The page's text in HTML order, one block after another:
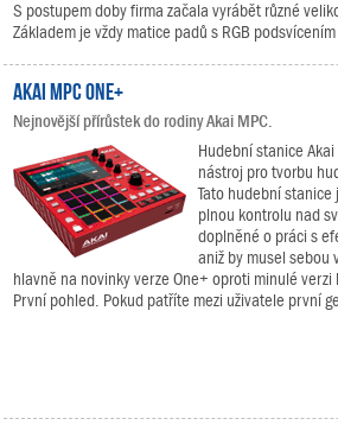
S postupem doby firma začala vyrábět různé
Základem je vždy matice padů s RGB podsvícením
Akai MPC One+
Nejnovější přírůstek do rodiny Akai MPC.
Hudební stanice
nástroj pro tvorbu
Tato hudební
plnou kontrolu nad
doplněné o práci s
aniž by musel sebou
hlavně na novinky verze One+ oproti minulé verzi
První pohled. Pokud patříte mezi uživatele první